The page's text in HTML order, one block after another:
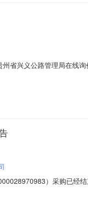
省兴义公路管理局在线询
人名称：贵州省兴义公
）采购已经结
项目
址：零陵区芝山北路